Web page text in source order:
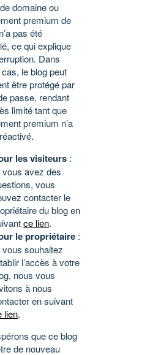
domaine ou
premium de
pas été
ce qui explique
Dans
le blog peut
être protégé par
passe, rendant
limité tant que
premium n’a
les visiteurs :
vous avez des
vous
contacter le
du blog en
ce lien.
le propriétaire :
vous souhaitez
l’accès à votre
nous vous
à nous
en suivant
lien.
que ce blog
de nouveau